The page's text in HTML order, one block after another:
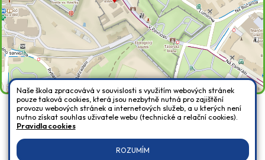
Všechna práva vyhrazena. Copyright © 2026 |Mapa stránek|Přihlásit
Prohlášení o přístupnosti
Naše škola zpracovává v souvislosti s využitím webových stránek
pouze taková cookies, která jsou nezbytně nutná pro zajištění
provozu webových stránek a internetových služeb, a u kterých není
nutno získat souhlas uživatele webu (technické a relační cookies).
Pravidla cookies
ROZUMÍM